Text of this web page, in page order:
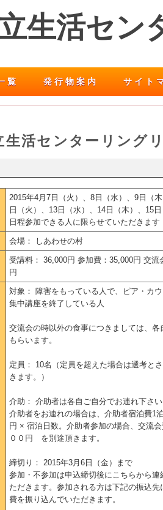
生活セン
覧 発行物案内 サイト
生活センターリング
2015年4月7日（火）、8日（水）、9日（
日（火）、13日（水）、14日（木）、15
日程参加できる人に限らせていただきます
会場： しあわせの村
受講料： 36,000円 参加費：35,000円 交流
円
対象： 障害をもっている人で、ピア・カ
集中講座を終了している人
交流会の時以外の食事につきましては、各
もらいます。
定員： 10名（定員を超えた場合は選考と
きます。）
介助： 介助者は各自ご自分でお連れ下さい
介助者をお連れの場合は、介助者宿泊費1
円 × 宿泊日数。介助者参加の場合、交流
００円 を別途頂きます。
締切り： 2015年3月6日（金）まで
参加・不参加は申込締切後にこちらから連
ただきます。参加される方は下記の振込先
費を振り込んでいただきます。